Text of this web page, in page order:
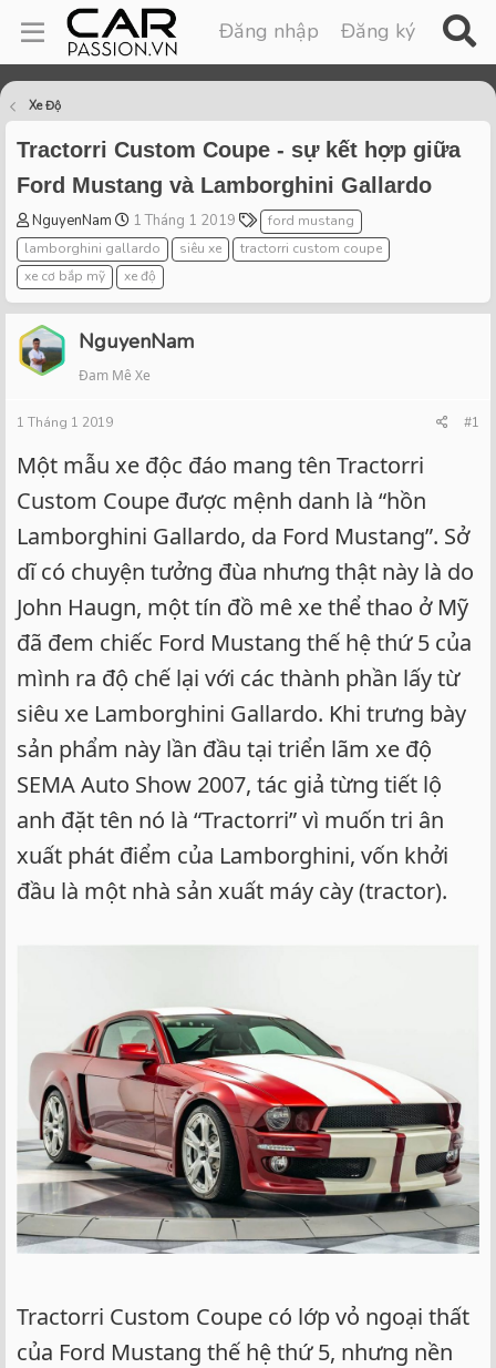
Đăng nhập Đăng ký
Xe Độ
Tractorri Custom Coupe - sự kết hợp giữa
Ford Mustang và Lamborghini Gallardo
T
h
r
e
a
d
s
t
r
e
NguyenNam
S
t
a
r
t
a
t
1 Tháng 1 2019
T
a
g
ford mustang
lamborghini gallardo
siêu xe
tractorri custom coupe
xe cơ bắp mỹ
xe độ
NguyenNam
Đam Mê Xe
1 Tháng 1 2019 #1
Một mẫu xe độc đáo mang tên Tractorri
Custom Coupe được mệnh danh là “hồn
Lamborghini Gallardo, da Ford Mustang”. Sở
dĩ có chuyện tưởng đùa nhưng thật này là do
John Haugn, một tín đồ mê xe thể thao ở Mỹ
đã đem chiếc Ford Mustang thế hệ thứ 5 của
mình ra độ chế lại với các thành phần lấy từ
siêu xe Lamborghini Gallardo. Khi trưng bày
sản phẩm này lần đầu tại triển lãm xe độ
SEMA Auto Show 2007, tác giả từng tiết lộ
anh đặt tên nó là “Tractorri” vì muốn tri ân
xuất phát điểm của Lamborghini, vốn khởi
đầu là một nhà sản xuất máy cày (tractor).
Tractorri Custom Coupe có lớp vỏ ngoại thất
của Ford Mustang thế hệ thứ 5, nhưng nền